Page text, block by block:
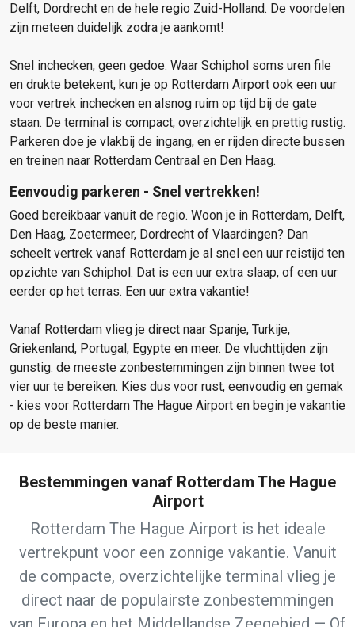
Delft, Dordrecht en de hele regio Zuid-Holland. De voordelen
zijn meteen duidelijk zodra je aankomt!
Snel inchecken, geen gedoe. Waar Schiphol soms uren file
en drukte betekent, kun je op Rotterdam Airport ook een uur
voor vertrek inchecken en alsnog ruim op tijd bij de gate
staan. De terminal is compact, overzichtelijk en prettig rustig.
Parkeren doe je vlakbij de ingang, en er rijden directe bussen
en treinen naar Rotterdam Centraal en Den Haag.
Eenvoudig parkeren - Snel vertrekken!
Goed bereikbaar vanuit de regio. Woon je in Rotterdam, Delft,
Den Haag, Zoetermeer, Dordrecht of Vlaardingen? Dan
scheelt vertrek vanaf Rotterdam je al snel een uur reistijd ten
opzichte van Schiphol. Dat is een uur extra slaap, of een uur
eerder op het terras. Een uur extra vakantie!
Vanaf Rotterdam vlieg je direct naar Spanje, Turkije,
Griekenland, Portugal, Egypte en meer. De vluchttijden zijn
gunstig: de meeste zonbestemmingen zijn binnen twee tot
vier uur te bereiken. Kies dus voor rust, eenvoudig en gemak
- kies voor Rotterdam The Hague Airport en begin je vakantie
op de beste manier.
Bestemmingen vanaf Rotterdam The Hague
Airport
Rotterdam The Hague Airport is het ideale
vertrekpunt voor een zonnige vakantie. Vanuit
de compacte, overzichtelijke terminal vlieg je
direct naar de populairste zonbestemmingen